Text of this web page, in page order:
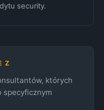
security.
Z
których
specyficznym